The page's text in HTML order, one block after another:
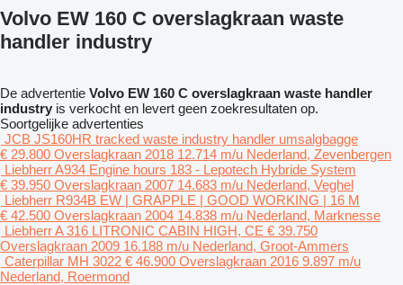
Volvo EW 160 C overslagkraan waste
handler industry
De advertentie Volvo EW 160 C overslagkraan waste handler
industry is verkocht en levert geen zoekresultaten op.
Soortgelijke advertenties
JCB JS160HR tracked waste industry handler umsalgbagge
€ 29.800 Overslagkraan 2018 12.714 m/u Nederland, Zevenbergen
Liebherr A934 Engine hours 183 - Lepotech Hybride System
€ 39.950 Overslagkraan 2007 14.683 m/u Nederland, Veghel
Liebherr R934B EW | GRAPPLE | GOOD WORKING | 16 M
€ 42.500 Overslagkraan 2004 14.838 m/u Nederland, Marknesse
Liebherr A 316 LITRONIC CABIN HIGH, CE € 39.750
Overslagkraan 2009 16.188 m/u Nederland, Groot-Ammers
Caterpillar MH 3022 € 46.900 Overslagkraan 2016 9.897 m/u
Nederland, Roermond